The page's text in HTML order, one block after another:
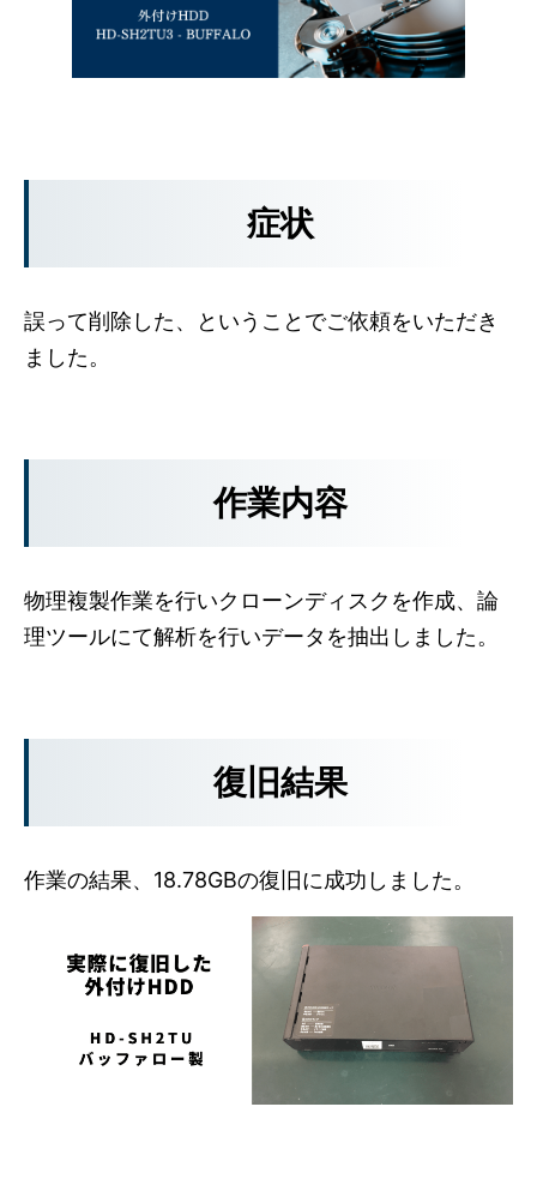
症状
誤って削除した、ということでご依頼をいただき
ました。
作業内容
物理複製作業を行いクローンディスクを作成、論
理ツールにて解析を行いデータを抽出しました。
復旧結果
作業の結果、18.78GBの復旧に成功しました。